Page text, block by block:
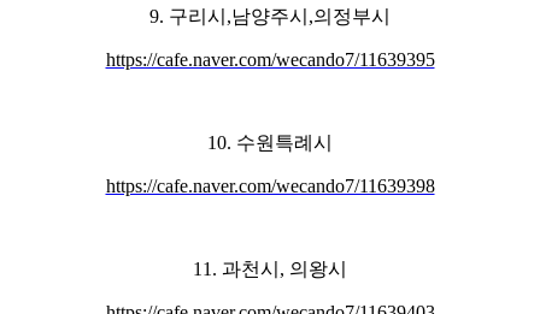
9. 구리시,남양주시,의정부시
https://cafe.naver.com/wecando7/11639395
10. 수원특례시
https://cafe.naver.com/wecando7/11639398
11. 과천시, 의왕시